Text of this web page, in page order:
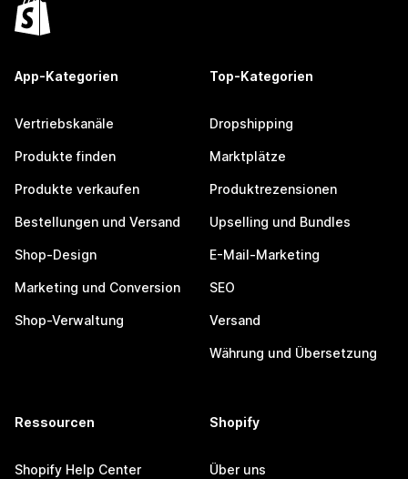
App-Kategorien
Vertriebskanäle
Produkte finden
Produkte verkaufen
Bestellungen und Versand
Shop-Design
Marketing und Conversion
Shop-Verwaltung
Top-Kategorien
Dropshipping
Marktplätze
Produktrezensionen
Upselling und Bundles
E-Mail-Marketing
SEO
Versand
Währung und Übersetzung
Ressourcen
Shopify Help Center
Shopify
Über uns